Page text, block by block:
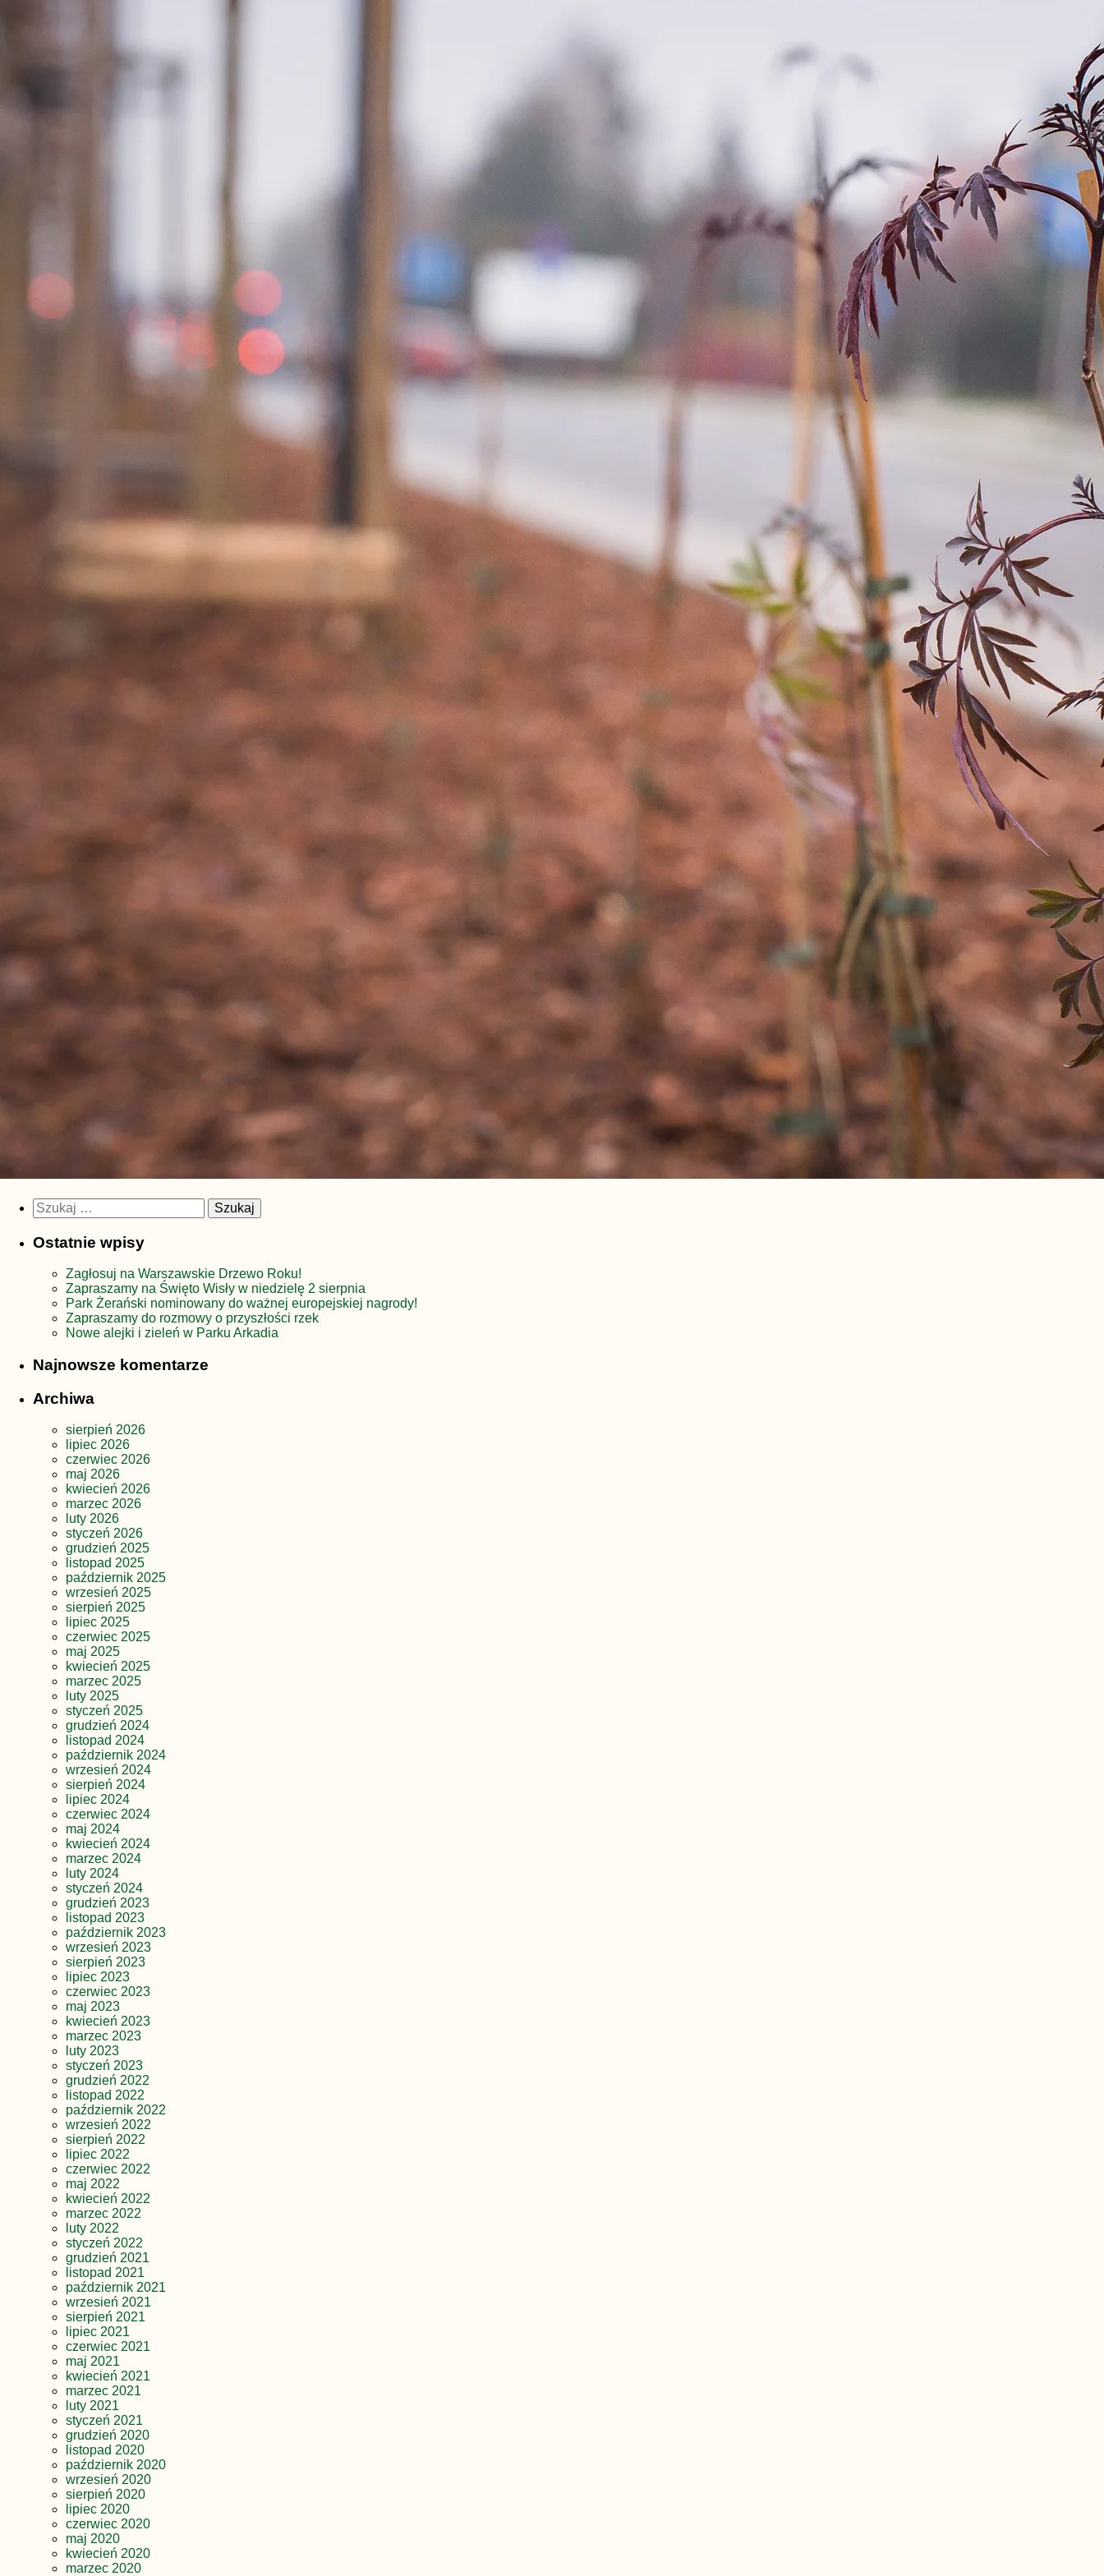
Szukaj:
Ostatnie wpisy
Zagłosuj na Warszawskie Drzewo Roku!
Zapraszamy na Święto Wisły w niedzielę 2 sierpnia
Park Żerański nominowany do ważnej europejskiej nagrody!
Zapraszamy do rozmowy o przyszłości rzek
Nowe alejki i zieleń w Parku Arkadia
Najnowsze komentarze
Archiwa
sierpień 2026
lipiec 2026
czerwiec 2026
maj 2026
kwiecień 2026
marzec 2026
luty 2026
styczeń 2026
grudzień 2025
listopad 2025
październik 2025
wrzesień 2025
sierpień 2025
lipiec 2025
czerwiec 2025
maj 2025
kwiecień 2025
marzec 2025
luty 2025
styczeń 2025
grudzień 2024
listopad 2024
październik 2024
wrzesień 2024
sierpień 2024
lipiec 2024
czerwiec 2024
maj 2024
kwiecień 2024
marzec 2024
luty 2024
styczeń 2024
grudzień 2023
listopad 2023
październik 2023
wrzesień 2023
sierpień 2023
lipiec 2023
czerwiec 2023
maj 2023
kwiecień 2023
marzec 2023
luty 2023
styczeń 2023
grudzień 2022
listopad 2022
październik 2022
wrzesień 2022
sierpień 2022
lipiec 2022
czerwiec 2022
maj 2022
kwiecień 2022
marzec 2022
luty 2022
styczeń 2022
grudzień 2021
listopad 2021
październik 2021
wrzesień 2021
sierpień 2021
lipiec 2021
czerwiec 2021
maj 2021
kwiecień 2021
marzec 2021
luty 2021
styczeń 2021
grudzień 2020
listopad 2020
październik 2020
wrzesień 2020
sierpień 2020
lipiec 2020
czerwiec 2020
maj 2020
kwiecień 2020
marzec 2020